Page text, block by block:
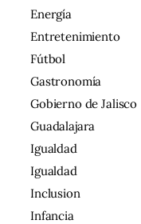
Energía
Entretenimiento
Fútbol
Gastronomía
Gobierno de Jalisco
Guadalajara
Igualdad
Igualdad
Inclusion
Infancia